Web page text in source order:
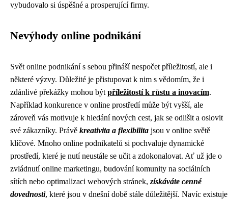
vybudovalo si úspěšné a prosperující firmy.
Nevýhody online podnikání
Svět online podnikání s sebou přináší nespočet příležitostí, ale i
některé výzvy. Důležité je přistupovat k nim s vědomím, že i
zdánlivé překážky mohou být příležitostí k růstu a inovacím.
Například konkurence v online prostředí může být vyšší, ale
zároveň vás motivuje k hledání nových cest, jak se odlišit a oslovit
své zákazníky. Právě kreativita a flexibilita jsou v online světě
klíčové. Mnoho online podnikatelů si pochvaluje dynamické
prostředí, které je nutí neustále se učit a zdokonalovat. Ať už jde o
zvládnutí online marketingu, budování komunity na sociálních
sítích nebo optimalizaci webových stránek, získáváte cenné
dovednosti, které jsou v dnešní době stále důležitější. Navíc existuje